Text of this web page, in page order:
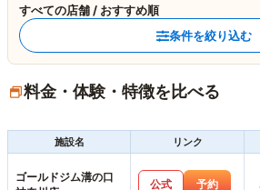
すべての店舗 / おすすめ順
条件を絞り込む
料金・体験・特徴を比べる
施設名
リンク
ゴールドジム溝の口
公式 予約